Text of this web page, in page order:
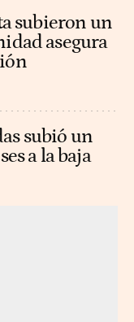
subieron un
asegura
subió un
a la baja